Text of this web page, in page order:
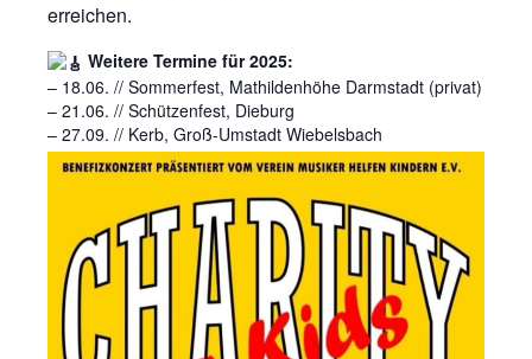
erreichen.
Weitere Termine für 2025:
– 18.06. // Sommerfest, Mathildenhöhe Darmstadt (privat)
– 21.06. // Schützenfest, Dieburg
– 27.09. // Kerb, Groß-Umstadt Wiebelsbach